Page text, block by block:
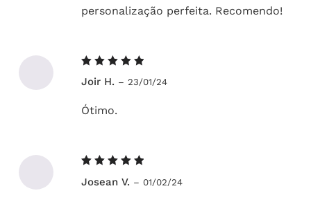
personalização perfeita. Recomendo!
5de 5
Joir H. – 23/01/24
Ótimo.
5de 5
Josean V. – 01/02/24